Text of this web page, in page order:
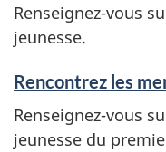
Renseignez-vous
jeunesse.
Rencontrez les
Renseignez-vous
jeunesse du